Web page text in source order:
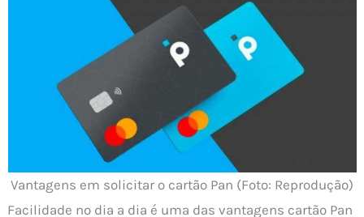
Vantagens em solicitar o cartão Pan (Foto: Reprodução)
Facilidade no dia a dia é uma das vantagens cartão Pan